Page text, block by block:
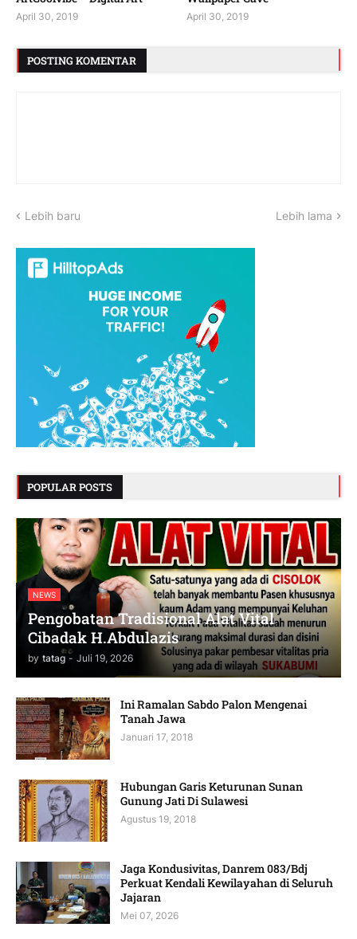
April 30, 2019 April 30, 2019
POSTING KOMENTAR
Lebih baru Lebih lama
POPULAR POSTS
NEWS
Pengobatan Tradisional Alat Vital
Cibadak H.Abdulazis
by tatag - Juli 19, 2026
Ini Ramalan Sabdo Palon Mengenai
Tanah Jawa
Januari 17, 2018
Hubungan Garis Keturunan Sunan
Gunung Jati Di Sulawesi
Agustus 19, 2018
Jaga Kondusivitas, Danrem 083/Bdj
Perkuat Kendali Kewilayahan di Seluruh
Jajaran
Mei 07, 2026